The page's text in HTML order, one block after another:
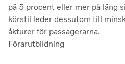
på 5 procent eller mer på lång
körstil leder dessutom till
åkturer för passagerarna.
Förarutbildning